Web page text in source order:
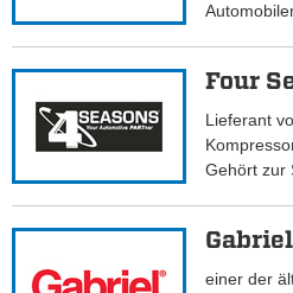
Four
Lieferant
Gehört zur
Gabriel
einer der